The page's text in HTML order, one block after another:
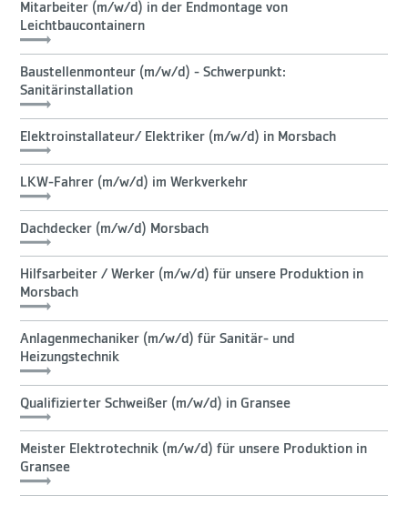
Mitarbeiter (m/w/d) in der Endmontage von
Leichtbaucontainern
Baustellenmonteur (m/w/d) - Schwerpunkt:
Sanitärinstallation
Elektroinstallateur/ Elektriker (m/w/d) in Morsbach
LKW-Fahrer (m/w/d) im Werkverkehr
Dachdecker (m/w/d) Morsbach
Hilfsarbeiter / Werker (m/w/d) für unsere Produktion in
Morsbach
Anlagenmechaniker (m/w/d) für Sanitär- und
Heizungstechnik
Qualifizierter Schweißer (m/w/d) in Gransee
Meister Elektrotechnik (m/w/d) für unsere Produktion in
Gransee